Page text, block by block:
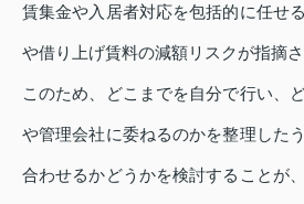
賃集金や入居者対応を包括的に任せ
や借り上げ賃料の減額リスクが指摘さ
このため、どこまでを自分で行い、
や管理会社に委ねるのかを整理した
合わせるかどうかを検討することが